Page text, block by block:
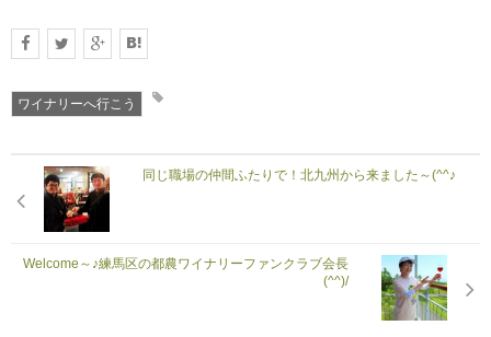
ワイナリーへ行こう
同じ職場の仲間ふたりで！北九州から来ました～(^^♪
Welcome～♪練馬区の都農ワイナリーファンクラブ会長
(^^)/